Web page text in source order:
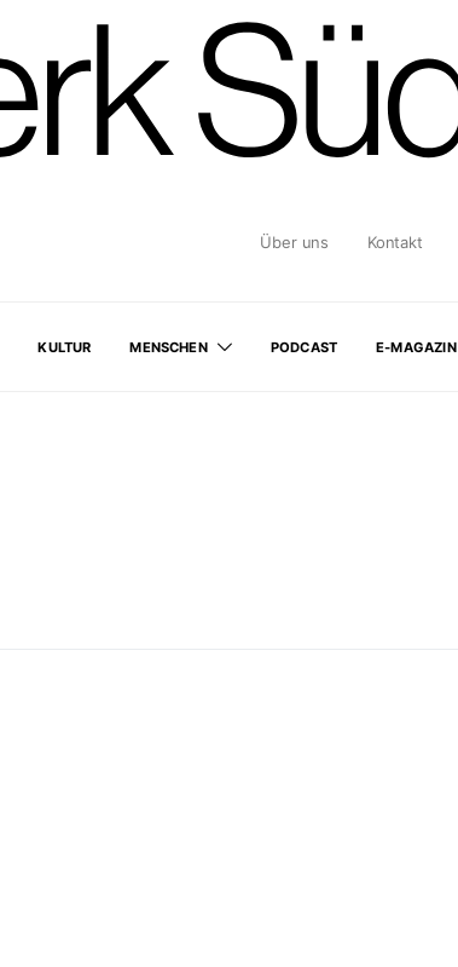
Über uns Kontakt
KULTUR MENSCHEN PODCAST E-MAGAZIN